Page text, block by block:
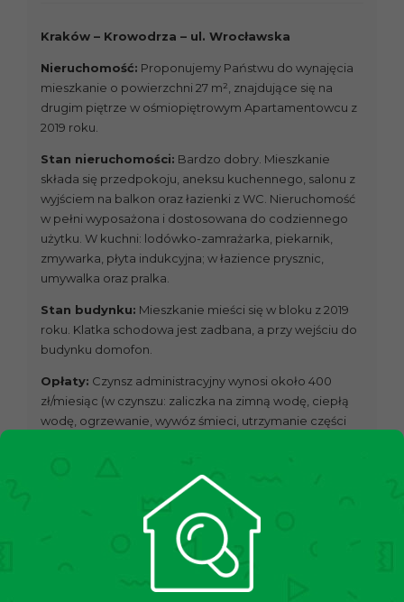
Kraków – Krowodrza – ul. Wrocławska
Nieruchomość: Proponujemy Państwu do wynajęcia
mieszkanie o powierzchni 27 m², znajdujące się na
drugim piętrze w ośmiopiętrowym Apartamentowcu z
2019 roku.
Stan nieruchomości: Bardzo dobry. Mieszkanie
składa się przedpokoju, aneksu kuchennego, salonu z
wyjściem na balkon oraz łazienki z WC. Nieruchomość
w pełni wyposażona i dostosowana do codziennego
użytku. W kuchni: lodówko-zamrażarka, piekarnik,
zmywarka, płyta indukcyjna; w łazience prysznic,
umywalka oraz pralka.
Stan budynku: Mieszkanie mieści się w bloku z 2019
roku. Klatka schodowa jest zadbana, a przy wejściu do
budynku domofon.
Opłaty: Czynsz administracyjny wynosi około 400
zł/miesiąc (w czynszu: zaliczka na zimną wodę, ciepłą
wodę, ogrzewanie, wywóz śmieci, utrzymanie części
Nieruchomość znajduje się na
strzeżonym osiedlu, w bardzo dobrze skomunikowanej
części Krakowa. Najbliższe przystanki: autobusowy
„Wrocławska” w odległości 100 m, tramwajowy „Nowy
Kleparz” w odległości 900 m, stacja „Łobzów SKA” w
odległości 600 m, z których istnieje możliwość